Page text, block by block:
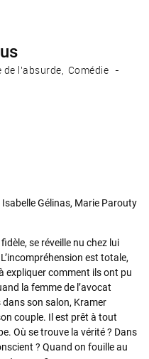
de l'absurde Comédie
Gélinas, Marie Parouty
se réveille nu chez lui
est totale,
expliquer comment ils ont pu
la femme de l’avocat
son salon, Kramer
couple. Il est prêt à tout
Où se trouve la vérité ? Dans
? Quand on fouille au